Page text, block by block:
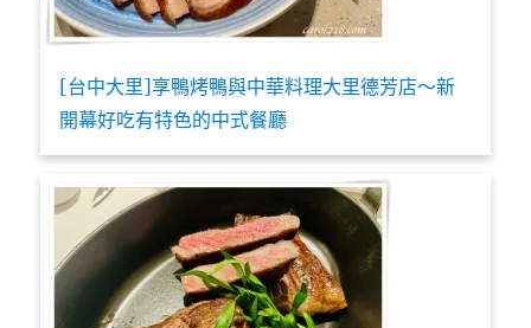
[台中大里]享鴨烤鴨與中華料理大里德芳店～新
開幕好吃有特色的中式餐廳